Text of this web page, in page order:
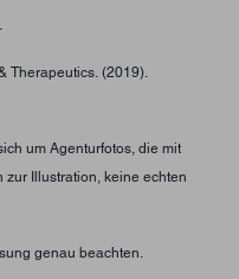
Therapeutics. (2019).
um Agenturfotos, die mit
Illustration, keine echten
genau beachten.